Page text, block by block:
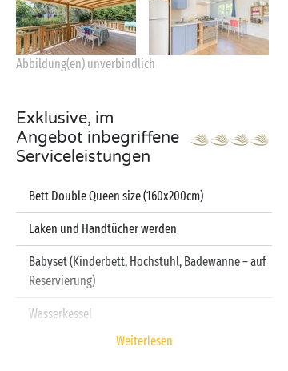
Abbildung(en) unverbindlich
Exklusive, im
Angebot inbegriffene
Serviceleistungen
Bett Double Queen size (160x200cm)
Laken und Handtücher werden
Babyset (Kinderbett, Hochstuhl, Badewanne – auf
Reservierung)
Wasserkessel
Weiterlesen